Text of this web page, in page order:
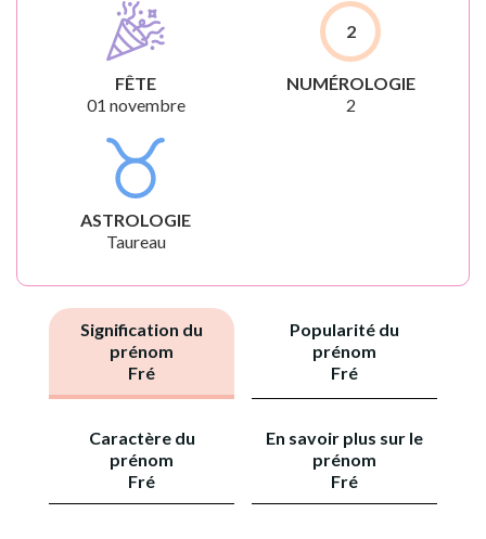
FÊTE
01 novembre
2
NUMÉROLOGIE
2
ASTROLOGIE
Taureau
Signification du
prénom
Fré
Popularité du
prénom
Fré
Caractère du
prénom
Fré
En savoir plus sur le
prénom
Fré